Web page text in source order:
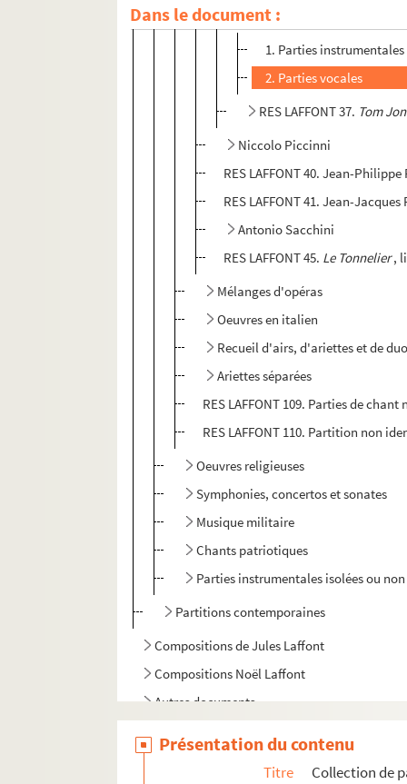
Dans le document :RES LAFFONT 36.
1. Parties instrumentales
2. Parties vocales
RES LAFFONT 37. Tom
Niccolo Piccinni
RES LAFFONT 40. Jean-
RES LAFFONT 41. Jean-
Antonio Sacchini
RES LAFFONT 45. Le Tonnelier,
Mélanges d'opéras
Oeuvres en italien
Recueil d'airs, d'ariettes et de
Ariettes séparées
RES LAFFONT 109. Parties de
RES LAFFONT 110. Partition non
Oeuvres religieuses
Symphonies, concertos et sonates
Musique militaire
Chants patriotiques
Parties instrumentales isolées ou
Partitions contemporaines
Compositions de Jules Laffont
Compositions Noël Laffont
Autres documents
Présentation du contenu
Titre
Collection de